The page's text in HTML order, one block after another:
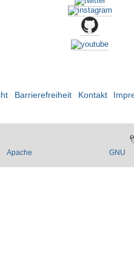
Barrierefreiheit Kontakt
Apache GNU